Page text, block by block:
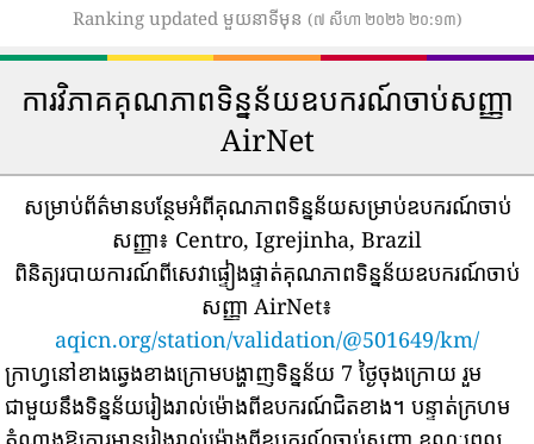
Ranking updated មួយនាទីមុន (៧ សីហា ២០២៦ ២០:១៣)
ការវិភាគគុណភាពទិន្នន័យឧបករណ៍ចាប់សញ្ញា
AirNet
សម្រាប់ព័ត៌មានបន្ថែមអំពីគុណភាពទិន្នន័យសម្រាប់ឧបករណ៍ចាប់
សញ្ញា៖ Centro, Igrejinha, Brazil
ពិនិត្យរបាយការណ៍ពីសេវាផ្ទៀងផ្ទាត់គុណភាពទិន្នន័យឧបករណ៍ចាប់
សញ្ញា AirNet៖
aqicn.org/station/validation/@501649/km/
ក្រាហ្វនៅខាងឆ្វេងខាងក្រោមបង្ហាញទិន្នន័យ 7 ថ្ងៃចុងក្រោយ រួម
ជាមួយនឹងទិន្នន័យរៀងរាល់ម៉ោងពីឧបករណ៍ជិតខាង។ បន្ទាត់ក្រហម